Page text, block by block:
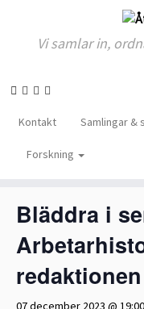
Skip
content
Vi samlar in,
Kontakt Samlingar &
Forskning
« Alla Evenemang
Detta evenemang har
Bläddra i
redaktionen
07 december 2023 @ 19:00